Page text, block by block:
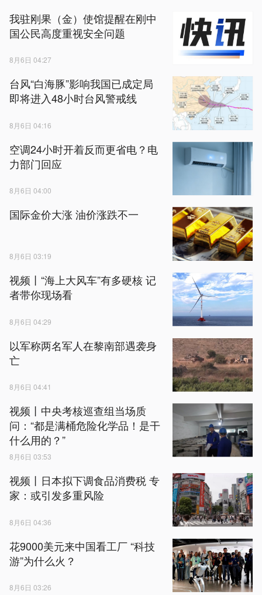
我驻刚果（金）使馆提醒在刚中
国公民高度重视安全问题
8月6日 04:27
台风“白海豚”影响我国已成定局
即将进入48小时台风警戒线
8月6日 04:16
空调24小时开着反而更省电？电
力部门回应
8月6日 04:00
国际金价大涨 油价涨跌不一
8月6日 03:19
视频丨“海上大风车”有多硬核 记
者带你现场看
8月6日 04:29
以军称两名军人在黎南部遇袭身
亡
8月6日 04:41
视频丨中央考核巡查组当场质
问：“都是满桶危险化学品！是干
什么用的？”
8月6日 03:53
视频丨日本拟下调食品消费税 专
家：或引发多重风险
8月6日 04:36
花9000美元来中国看工厂 “科技
游”为什么火？
8月6日 03:26